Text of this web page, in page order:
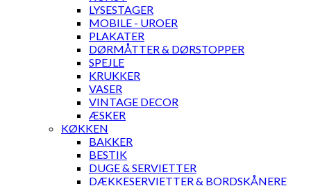
LYSESTAGER
MOBILE - UROER
PLAKATER
DØRMÅTTER & DØRSTOPPER
SPEJLE
KRUKKER
VASER
VINTAGE DECOR
ÆSKER
KØKKEN
BAKKER
BESTIK
DUGE & SERVIETTER
DÆKKESERVIETTER & BORDSKÅNERE